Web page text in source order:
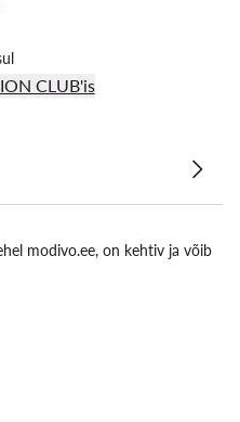
CLUB'is
modivo.ee, on kehtiv ja võib